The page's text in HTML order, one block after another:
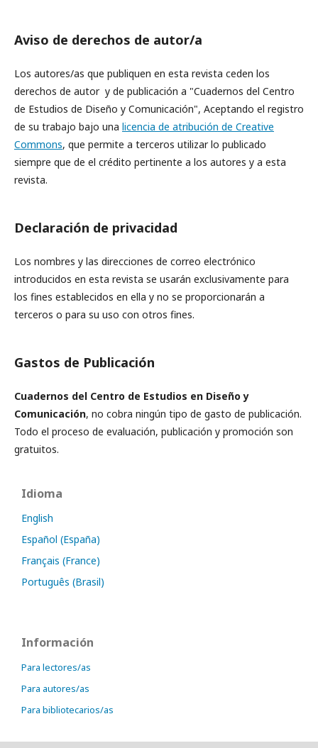
Aviso de derechos de autor/a
Los autores/as que publiquen en esta revista ceden los
derechos de autor y de publicación a "Cuadernos del Centro
de Estudios de Diseño y Comunicación", Aceptando el registro
de su trabajo bajo una licencia de atribución de Creative
Commons, que permite a terceros utilizar lo publicado
siempre que de el crédito pertinente a los autores y a esta
revista.
Declaración de privacidad
Los nombres y las direcciones de correo electrónico
introducidos en esta revista se usarán exclusivamente para
los fines establecidos en ella y no se proporcionarán a
terceros o para su uso con otros fines.
Gastos de Publicación
Cuadernos del Centro de Estudios en Diseño y
Comunicación, no cobra ningún tipo de gasto de publicación.
Todo el proceso de evaluación, publicación y promoción son
gratuitos.
Idioma
English
Español (España)
Français (France)
Português (Brasil)
Información
Para lectores/as
Para autores/as
Para bibliotecarios/as